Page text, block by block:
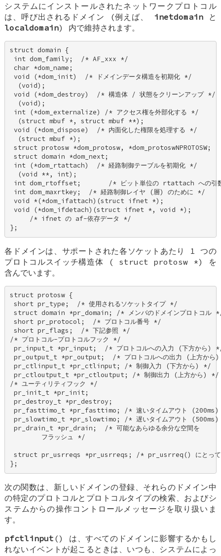
システムにインストールされたネットワークプロトコル
は、呼び出されるドメイン (例えば、
inetdomainと
localdomain) 内で維持されます。
struct domain {
int dom_family;  /* AF_xxx */
char *dom_name;
void (*dom_init)  /* ドメインデータ構造を初期化 */
  (void);
void (*dom_destroy)  /* 構造体 / 状態をクリーンアップ */
  (void);
int (*dom_externalize) /* アクセス権を外部化する */
  (struct mbuf *, struct mbuf **);
void (*dom_dispose)  /* 内面化した権限を処理する */
  (struct mbuf *);
struct protosw *dom_protosw, *dom_protoswNPROTOSW;
struct domain *dom_next;
int (*dom_rtattach)  /* 経路制御テーブルを初期化 */
  (void **, int);
int dom_rtoffset;       /* ビット単位の rtattach への
int dom_maxrtkey;  /* 経路制御レイヤ (層) のために */
void *(*dom_ifattach)(struct ifnet *);
void (*dom_ifdetach)(struct ifnet *, void *);
     /* ifnet の af-依存データ */
};
各ドメインは、サポートされた各ソケットあたり 1 つの
プロトコルスイッチ構造体 ( struct protosw *) を
含んでいます。
struct protosw {
short pr_type;  /* 使用されるソケットタイプ */
struct domain *pr_domain; /* メンバのドメインプロトコ
short pr_protocol;  /* プロトコル番号 */
short pr_flags;  /* 下記参照 */
/* プロトコル-プロトコルフック */
pr_input_t *pr_input;  /* プロトコルへの入力 (下方から)
pr_output_t *pr_output;  /* プロトコルへの出力 (上方か
pr_ctlinput_t *pr_ctlinput; /* 制御入力 (下方から) */
pr_ctloutput_t *pr_ctloutput; /* 制御出力 (上方から)
/* ユーティリティフック */
pr_init_t *pr_init;
pr_destroy_t *pr_destroy;
pr_fasttimo_t *pr_fasttimo; /* 速いタイムアウト
pr_slowtimo_t *pr_slowtimo; /* 遅いタイムアウト
pr_drain_t *pr_drain;  /* 可能なあらゆる余分な空間を
        フラッシュ */
struct pr_usrreqs *pr_usrreqs; /* pr_usrreq() にとっ
};
次の関数は、新しいドメインの登録、それらのドメイン中
の特定のプロトコルとプロトコルタイプの検索、およびシ
ステムからの操作コントロールメッセージを取り扱いま
す。
pfctlinput () は、すべてのドメインに影響するかもし
れないイベントが起こるときは、いつも、システムによっ